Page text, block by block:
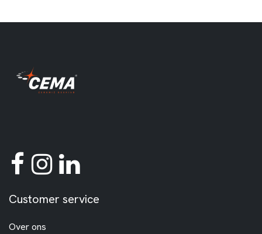
Customer service
Over ons